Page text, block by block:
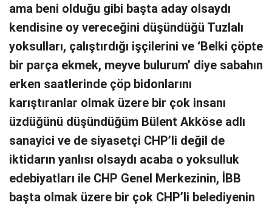
ama beni olduğu gibi başta aday olsaydı
kendisine oy vereceğini düşündüğü Tuzlalı
yoksulları, çalıştırdığı işçilerini ve ‘Belki çöpte
bir parça ekmek, meyve bulurum’ diye sabahın
erken saatlerinde çöp bidonlarını
karıştıranlar olmak üzere bir çok insanı
üzdüğünü düşündüğüm Bülent Akköse adlı
sanayici ve de siyasetçi CHP’li değil de
iktidarın yanlısı olsaydı acaba o yoksulluk
edebiyatları ile CHP Genel Merkezinin, İBB
başta olmak üzere bir çok CHP’li belediyenin